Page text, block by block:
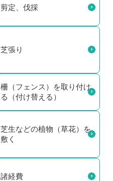
剪定、伐採
芝張り
柵（フェンス）を取り付け
る（付け替える）
芝生などの植物（草花）を
敷く
諸経費